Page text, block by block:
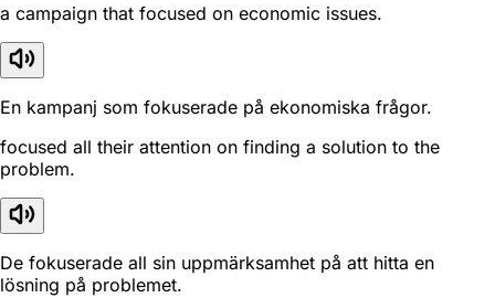
a campaign that focused on economic issues.
En kampanj som fokuserade på ekonomiska frågor.
focused all their attention on finding a solution to the
problem.
De fokuserade all sin uppmärksamhet på att hitta en
lösning på problemet.